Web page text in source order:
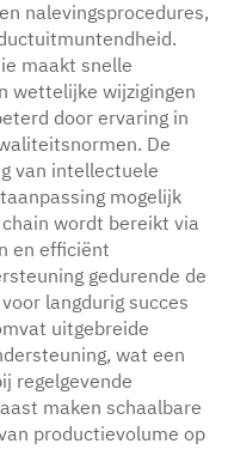
nalevingsprocedures,
maakt snelle
wettelijke wijzigingen
door ervaring in
De
van intellectuele
mogelijk
wordt bereikt via
en efficiënt
gedurende de
langdurig succes
uitgebreide
wat een
regelgevende
maken schaalbare
productievolume op